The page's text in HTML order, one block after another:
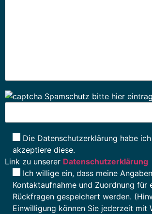
Spamschutz bitte hier
Die Datenschutzerklärung habe
akzeptiere diese.
Link zu unserer Datenschutzerklärung
Ich willige ein, dass meine
Kontaktaufnahme und Zuordnung für
Rückfragen gespeichert werden.
Einwilligung können Sie jederzeit mit